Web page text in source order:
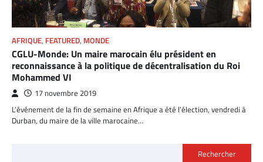
AFRIQUE, FEATURED, MONDE
CGLU-Monde: Un maire marocain élu président en
reconnaissance à la politique de décentralisation du Roi
Mohammed VI
17 novembre 2019
L’événement de la fin de semaine en Afrique a été l’élection, vendredi à
Durban, du maire de la ville marocaine…
Rechercher